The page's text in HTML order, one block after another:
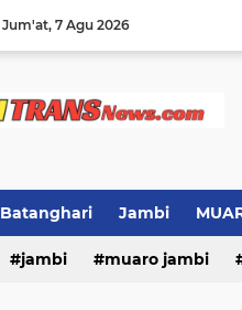
Jum'at 7 Agu 2026
Batanghari Jambi
jambi muaro jambi